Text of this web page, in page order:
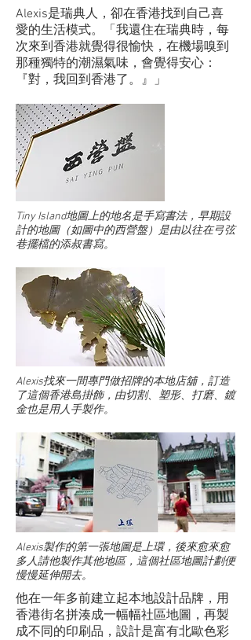
Alexis是瑞典人，卻在香港找到自己喜
愛的生活模式。「我還住在瑞典時，每
次來到香港就覺得很愉快，在機場嗅到
那種獨特的潮濕氣味，會覺得安心：
『對，我回到香港了。』」
Tiny Island地圖上的地名是手寫書法，早期設
計的地圖（如圖中的西營盤）是由以往在弓弦
巷擺檔的添叔書寫。
Alexis找來一間專門做招牌的本地店舖，訂造
了這個香港島掛飾，由切割、塑形、打磨、鍍
金也是用人手製作。
Alexis製作的第一張地圖是上環，後來愈來愈
多人請他製作其他地區，這個社區地圖計劃便
慢慢延伸開去。
他在一年多前建立起本地設計品牌，用
香港街名拼湊成一幅幅社區地圖，再製
成不同的印刷品，設計是富有北歐色彩